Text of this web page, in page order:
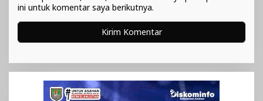
ini untuk komentar saya berikutnya.